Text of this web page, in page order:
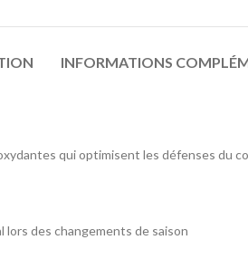
INFORMATIONS
qui optimisent les défenses du
lors des changements de saison